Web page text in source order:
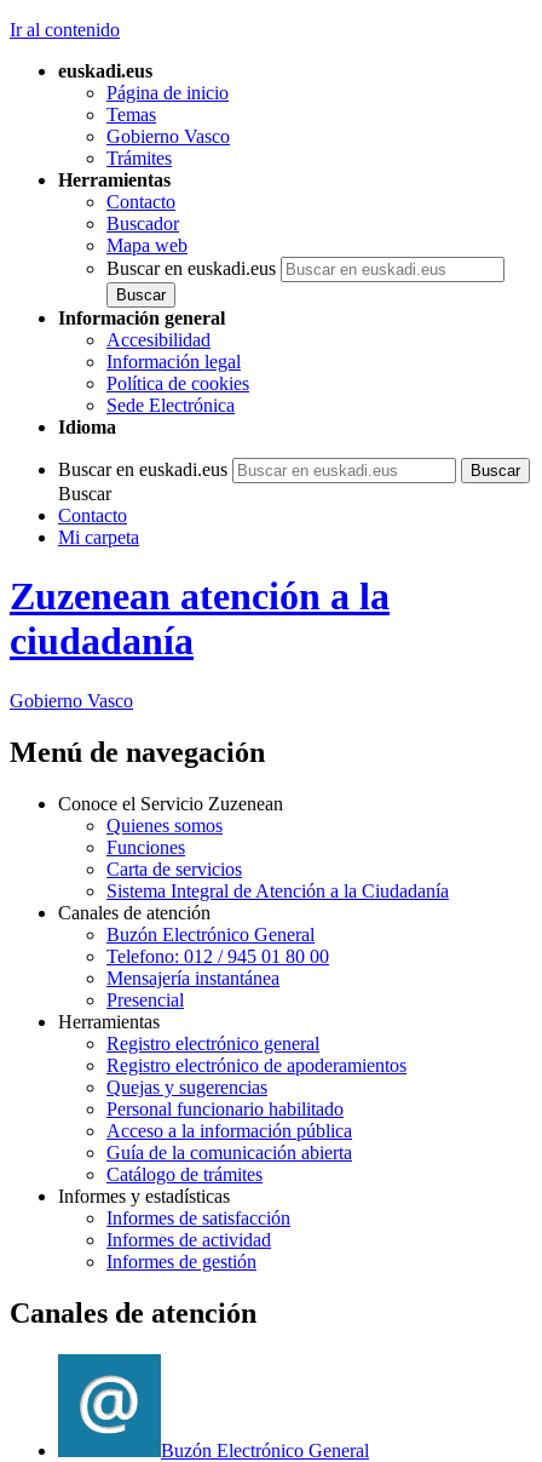
Ir al contenido
euskadi.eus
Página de inicio
Temas
Gobierno Vasco
Trámites
Herramientas
Contacto
Buscador
Mapa web
Buscar en euskadi.eus
Información general
Accesibilidad
Información legal
Política de cookies
Sede Electrónica
Idioma
Buscar en euskadi.eus
Buscar
Contacto
Mi carpeta
Zuzenean atención a la
ciudadanía
Gobierno Vasco
Menú de navegación
Conoce el Servicio Zuzenean
Quienes somos
Funciones
Carta de servicios
Sistema Integral de Atención a la Ciudadanía
Canales de atención
Buzón Electrónico General
Telefono: 012 / 945 01 80 00
Mensajería instantánea
Presencial
Herramientas
Registro electrónico general
Registro electrónico de apoderamientos
Quejas y sugerencias
Personal funcionario habilitado
Acceso a la información pública
Guía de la comunicación abierta
Catálogo de trámites
Informes y estadísticas
Informes de satisfacción
Informes de actividad
Informes de gestión
Canales de atención
Buzón Electrónico General